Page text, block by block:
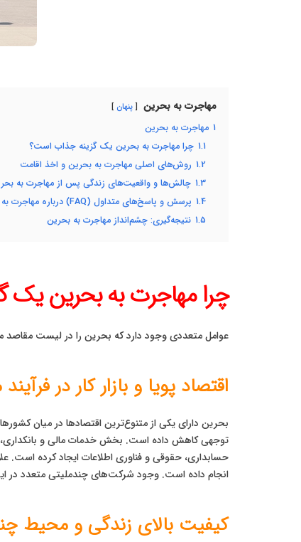
مهاجرت به بحرین پنهان
1 مهاجرت به بحرین
1.1 چرا مهاجرت به بحرین یک گزینه جذاب است؟
1.2 روش‌های اصلی مهاجرت به بحرین و اخذ اقامت
1.3 چالش‌ها و واقعیت‌های زندگی پس از مهاجرت به
1.4 پرسش و پاسخ‌های متداول (FAQ) درباره مهاجرت به بحرین
1.5 نتیجه‌گیری: چشم‌انداز مهاجرت به بحرین
چرا مهاجرت به بحرین یک
عوامل متعددی وجود دارد که بحرین را در لیست مقاصد
اقتصاد پویا و بازار کار در
توجهی کاهش داده است. بخش خدمات مالی و بانکداری،
حسابداری، حقوقی و فناوری اطلاعات ایجاد کرده است.
انجام داده است. وجود شرکت‌های چندملیتی متعدد در
کیفیت بالای زندگی و محیط